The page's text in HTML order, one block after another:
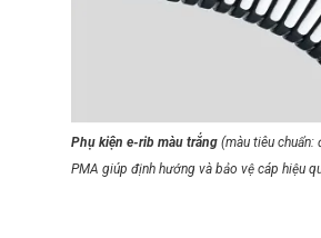
Phụ kiện e-rib màu trắng (màu tiêu chuẩn:
PMA giúp định hướng và bảo vệ cáp hiệu